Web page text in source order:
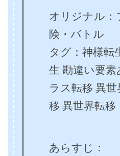
オリジナル：
険・バトル
タグ：神様転
生 勘違い要素
ラス転移 異
移 異世界転移
あらすじ：